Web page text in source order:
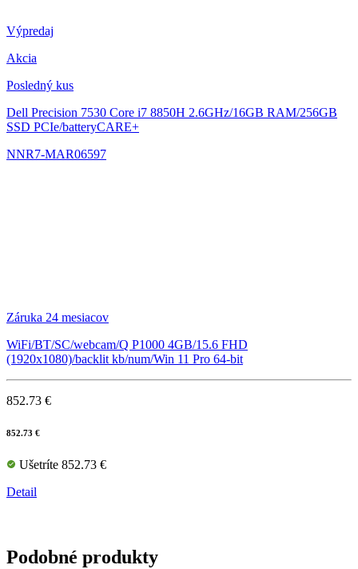
Výpredaj
Akcia
Posledný kus
Dell Precision 7530 Core i7 8850H 2.6GHz/16GB RAM/256GB
SSD PCIe/batteryCARE+
NNR7-MAR06597
Záruka 24 mesiacov
WiFi/BT/SC/webcam/Q P1000 4GB/15.6 FHD
(1920x1080)/backlit kb/num/Win 11 Pro 64-bit
852.73 €
852.73 €
Ušetríte 852.73 €
Detail
Podobné produkty